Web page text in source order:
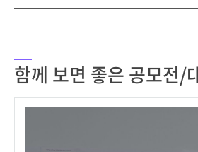
함께 보면 좋은 공모전/